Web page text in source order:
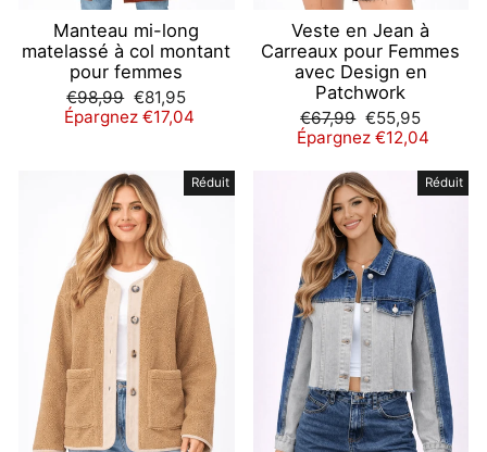
Manteau mi-long
matelassé à col montant
pour femmes
Prix
régulier
€98,99 Prix
réduit
€81,95
Épargnez €17,04
Veste en Jean à
Carreaux pour Femmes
avec Design en
Patchwork
Prix
régulier
€67,99 Prix
réduit
€55,95
Épargnez €12,04
Réduit Réduit